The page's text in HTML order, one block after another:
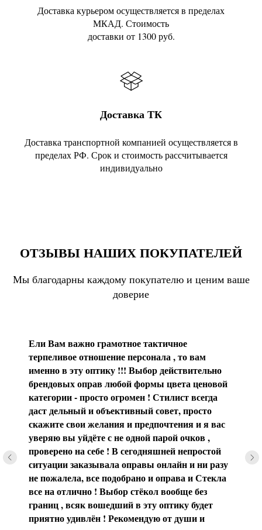
Доставка курьером осуществляется в пределах
МКАД. Стоимость
доставки от 1300 руб.
Доставка ТК
Доставка транспортной компанией осуществляется в
пределах РФ. Срок и стоимость рассчитывается
индивидуально
ОТЗЫВЫ НАШИХ ПОКУПАТЕЛЕЙ
Мы благодарны каждому покупателю и ценим ваше
доверие
Ели Вам важно грамотное тактичное
терпеливое отношение персонала , то вам
именно в эту оптику !!! Выбор действительно
брендовых оправ любой формы цвета ценовой
категории - просто огромен ! Стилист всегда
даст дельный и объективный совет, просто
скажите свои желания и предпочтения и я вас
уверяю вы уйдёте с не одной парой очков ,
проверено на себе ! В сегодняшней непростой
ситуации заказывала оправы онлайн и ни разу
не пожалела, все подобрано и оправа и Стекла
все на отлично ! Выбор стёкол вообще без
границ , всяк вошедший в эту оптику будет
приятно удивлён ! Рекомендую от души и